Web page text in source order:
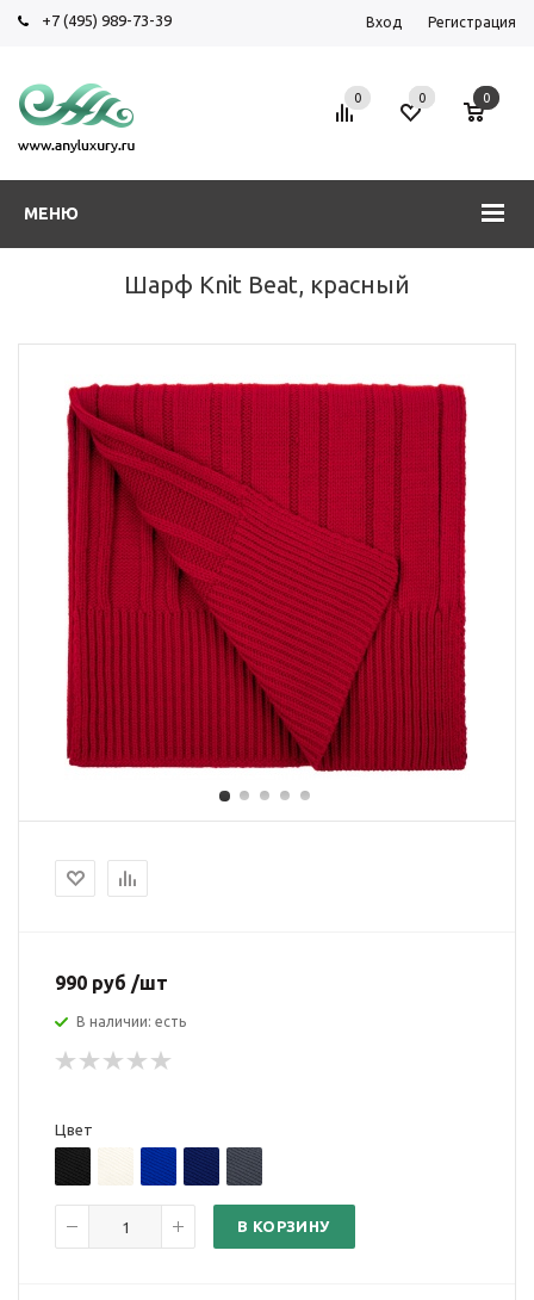
+7 (495) 989-73-39 Вход Регистрация
МЕНЮ
0 0 0
Шарф Knit Beat, красный
990 руб /шт
В наличии: есть
Цвет
В КОРЗИНУ